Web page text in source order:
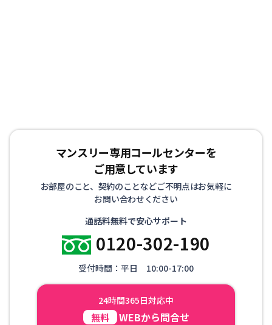
マンスリー専用コールセンターを
ご用意しています
お部屋のこと、契約のことなどご不明点はお気軽に
お問い合わせください
通話料無料で安心サポート
0120-302-190
受付時間：平日 10:00-17:00
24時間365日対応中
無料 WEBから問合せ